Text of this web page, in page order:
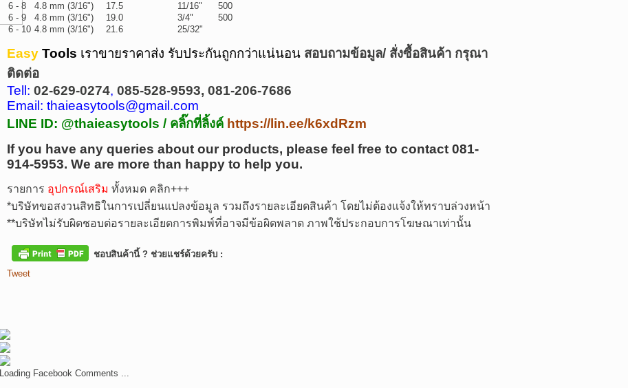
6 - 8
4.8 mm (3/16") 17.5 11/16"
500
6 - 9
4.8 mm (3/16") 19.0 3/4"
500
6 - 10 4.8 mm (3/16") 21.6 25/32"
Easy Tools เราขายราคาส่ง รับประกันถูกกว่าแน่นอน สอบถามข้อมูล/ สั่งซื้อสินค้า กรุณา
ติดต่อ
Tell: 02-629-0274, 085-528-9593, 081-206-7686
Email: thaieasytools@gmail.com
LINE ID: @thaieasytools / คลิ๊กที่ลิ้งค์ https://lin.ee/k6xdRzm
If you have any queries about our products, please feel free to contact 081-
914-5953. We are more than happy to help you.
รายการ อุปกรณ์เสริม ทั้งหมด คลิก+++
*บริษัทขอสงวนสิทธิในการเปลี่ยนแปลงข้อมูล รวมถึงรายละเอียดสินค้า โดยไม่ต้องแจ้งให้ทราบล่วงหน้า
**บริษัทไม่รับผิดชอบต่อรายละเอียดการพิมพ์ที่อาจมีข้อผิดพลาด ภาพใช้ประกอบการโฆษณาเท่านั้น
ชอบสินค้านี้ ? ช่วยแชร์ด้วยครับ :
Tweet
Loading Facebook Comments ...